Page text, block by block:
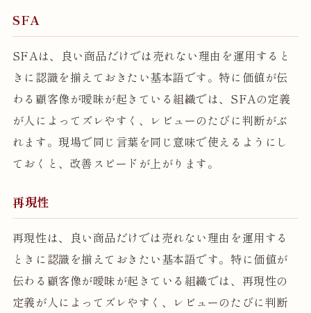
SFA
SFAは、良い商品だけでは売れない理由を運用すると
きに認識を揃えておきたい基本語です。特に価値が伝
わる顧客像が曖昧が起きている組織では、SFAの定義
が人によってズレやすく、レビューのたびに判断がぶ
れます。現場で同じ言葉を同じ意味で使えるようにし
ておくと、改善スピードが上がります。
再現性
再現性は、良い商品だけでは売れない理由を運用する
ときに認識を揃えておきたい基本語です。特に価値が
伝わる顧客像が曖昧が起きている組織では、再現性の
定義が人によってズレやすく、レビューのたびに判断